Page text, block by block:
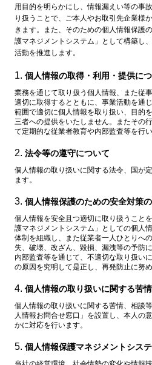
用目的を明らかにし、情報漏えい等の事
り扱うことで、ご本人やお取引先企業様
きます。また、そのための個人情報保護
護マネジメントシステム」として構築し
活動を推進します。
個人情報の取得・利用・提供に
業務を通じて取り扱う個人情報、また従
適切に取得するとともに、事業活動を通
範囲で適切に個人情報を取り扱い、目的
三者への提供をいたしません。またその
て定期的な従業者教育や内部監査等を行い
法令等の遵守について
個人情報の取り扱いに関する法令、国が
ます。
個人情報保護のための安全対策
個人情報を安全且つ適切に取り扱うこと
護マネジメントシステム」としての個人
体制を組織し、また従業者一人ひとりへ
失、破壊、改ざん、毀損、漏洩等の予防
内部監査等を通じて、不適切な取り扱い
の原因を究明して是正し、再発防止に努め
個人情報の取り扱いに関する苦
個人情報の取り扱いに関する苦情、相談
人情報お問合せ窓口」を設置し、本人の
かに対応を行います。
個人情報保護マネジメントシス